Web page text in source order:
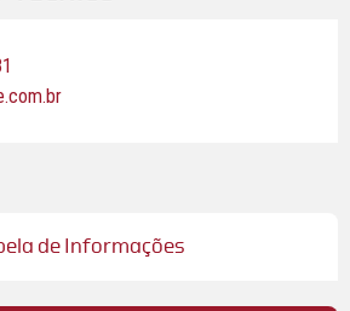
de Informações